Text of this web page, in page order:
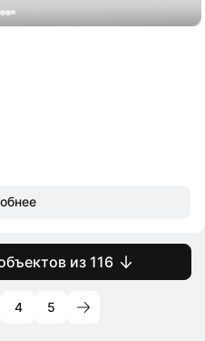
из 116
4 5